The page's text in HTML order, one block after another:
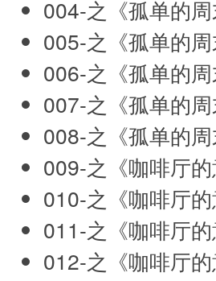
004-之《孤单的
005-之《孤单的
006-之《孤单的
007-之《孤单的
008-之《孤单的
009-之《咖啡厅
010-之《咖啡厅
011-之《咖啡厅
012-之《咖啡厅